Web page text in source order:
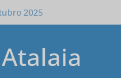
2025
Freguesias da Lourinhã e
Out 2025